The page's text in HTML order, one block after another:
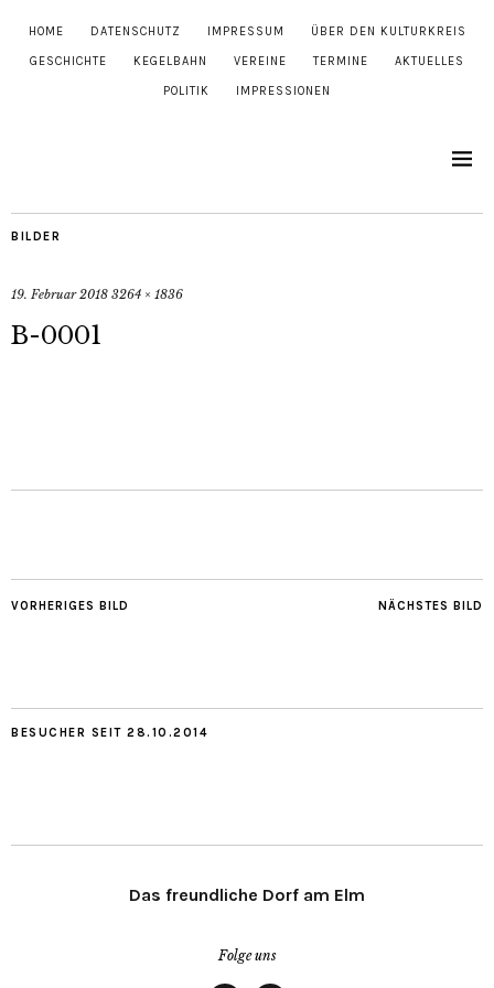
HOME DATENSCHUTZ IMPRESSUM ÜBER DEN KULTURKREIS
GESCHICHTE KEGELBAHN VEREINE TERMINE AKTUELLES
POLITIK IMPRESSIONEN
BILDER
19. Februar 2018 3264 × 1836
B-0001
NÄCHSTES BILD
VORHERIGES BILD
BESUCHER SEIT 28.10.2014
Das freundliche Dorf am Elm
Folge uns